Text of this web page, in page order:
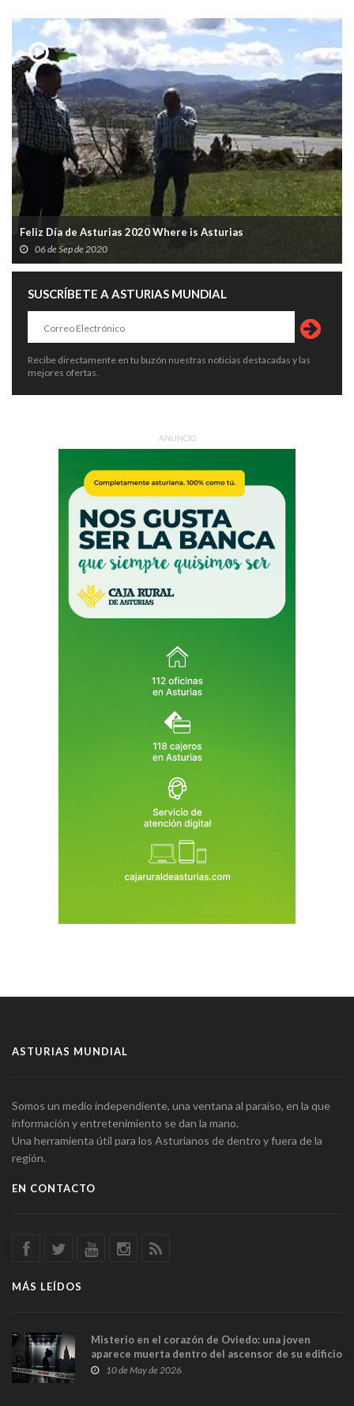
Feliz Día de Asturias 2020 Where is Asturias
06 de Sep de 2020
SUSCRÍBETE A ASTURIAS MUNDIAL
Recibe directamente en tu buzón nuestras noticias destacadas y las
mejores ofertas.
ANUNCIO
ASTURIAS MUNDIAL
Somos un medio independiente, una ventana al paraíso, en la que
información y entretenimiento se dan la mano.
Una herramienta útil para los Asturianos de dentro y fuera de la
región.
EN CONTACTO
MÁS LEÍDOS
Misterio en el corazón de Oviedo: una joven
aparece muerta dentro del ascensor de su edificio
y las cámaras captan sus últimos minutos
10 de May de 2026